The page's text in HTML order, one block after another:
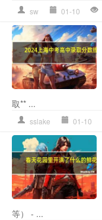
sw 01-10
取** ...
sslake 01-10
等） - ...